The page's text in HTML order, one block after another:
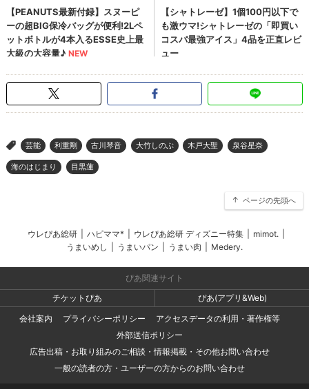
> 芸能 利重剛 古川琴音 大竹しのぶ 木戸大聖 泉谷星奈
海のはじまり 目黒蓮
ページの先頭へ
ウレぴあ総研 ハピママ* ウレぴあ総研 ディズニー特集 mimot.
うまいめし
うまいパン うまい肉 Medery.
ぴあ関連サイト
チケットぴあ
ぴあ(アプリ&Web)
会社案内
プライバシーポリシー
アクセスデータの利用・著作権等
外部送信ポリシー
広告出稿・お取り組みのご相談・情報掲載・その他お問い合わせ
一般の読者の方・ユーザーの方からのお問い合わせ